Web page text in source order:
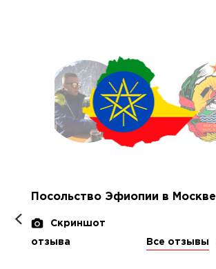
Посольство Эфиопии в Москве
Скриншот
отзыва Все отзывы